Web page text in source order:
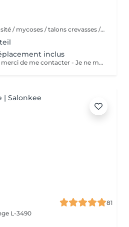
Ongle incarné / cors / callosité / mycoses / talons crevasses / coupe les ongles /soin pied d'athlète sportif / durillons / pensmemt / pieds diabétiques / onychoplastie construire ongles
inclus
- Pour les soins à domicile merci de me contacter - Je ne me déplace pas à plus de 20 KM
81
L-3490